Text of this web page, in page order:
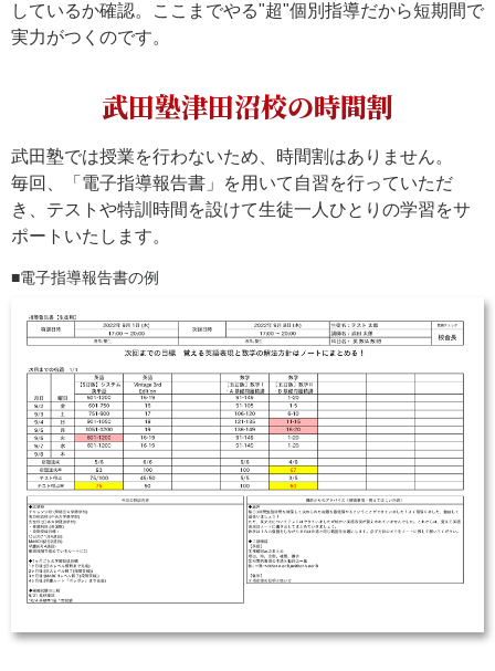
しているか確認。ここまでやる"超"個別指導だから短期間で
実力がつくのです。
武田塾津田沼校の時間割
武田塾では授業を行わないため、時間割はありません。
毎回、「電子指導報告書」を用いて自習を行っていただ
き、テストや特訓時間を設けて生徒一人ひとりの学習をサ
ポートいたします。
電子指導報告書の例